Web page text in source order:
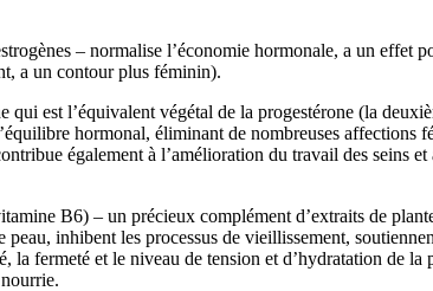
– normalise l’économie hormonale, a un effet
a un contour plus féminin).
qui est l’équivalent végétal de la progestérone (la
hormonal, éliminant de nombreuses affections
également à l’amélioration du travail des seins
B6) – un précieux complément d’extraits de
inhibent les processus de vieillissement,
la fermeté et le niveau de tension et d’hydratation de